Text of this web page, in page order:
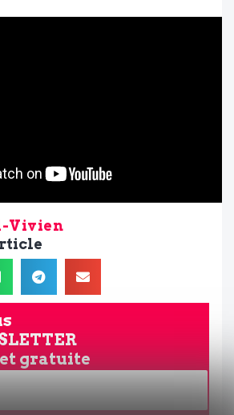
Vivien
gratuite